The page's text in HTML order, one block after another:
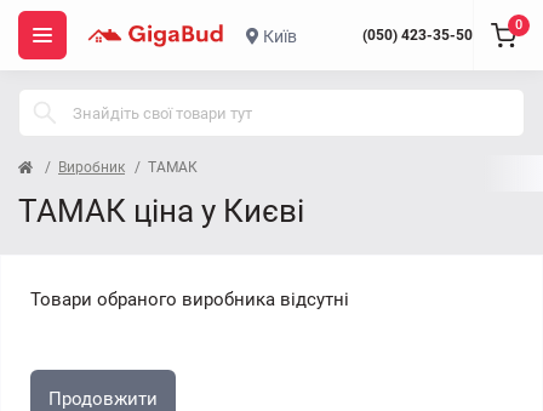
Київ (050) 423-35-50
0
Виробник ТАМАК
ТАМАК ціна у Києві
Товари обраного виробника відсутні
Продовжити